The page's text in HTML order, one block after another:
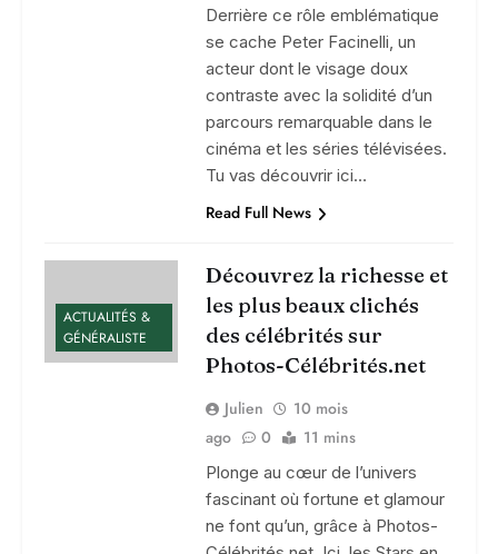
Derrière ce rôle emblématique
se cache Peter Facinelli, un
acteur dont le visage doux
contraste avec la solidité d’un
parcours remarquable dans le
cinéma et les séries télévisées.
Tu vas découvrir ici…
Read Full News
ACTUALITÉS &
GÉNÉRALISTE
Découvrez la richesse et
les plus beaux clichés
des célébrités sur
Photos-Célébrités.net
Julien
10 mois
ago
0 11 mins
Plonge au cœur de l’univers
fascinant où fortune et glamour
ne font qu’un, grâce à Photos-